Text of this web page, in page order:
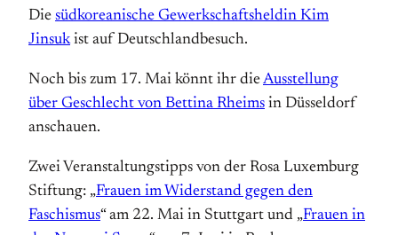
Die südkoreanische Gewerk­schaftsheldin Kim
Jinsukist auf Deutschland­besuch.
Noch bis zum 17. Mai könnt ihr dieAusstellung
über Geschlecht von Bettina Rheims in Düsseldorf
anschauen.
Zwei Veranstaltungstipps von der Rosa Luxemburg
Stiftung: „Frauen im Widerstand gegen den
Faschismus“ am 22. Mai in Stuttgart und „Frauen in